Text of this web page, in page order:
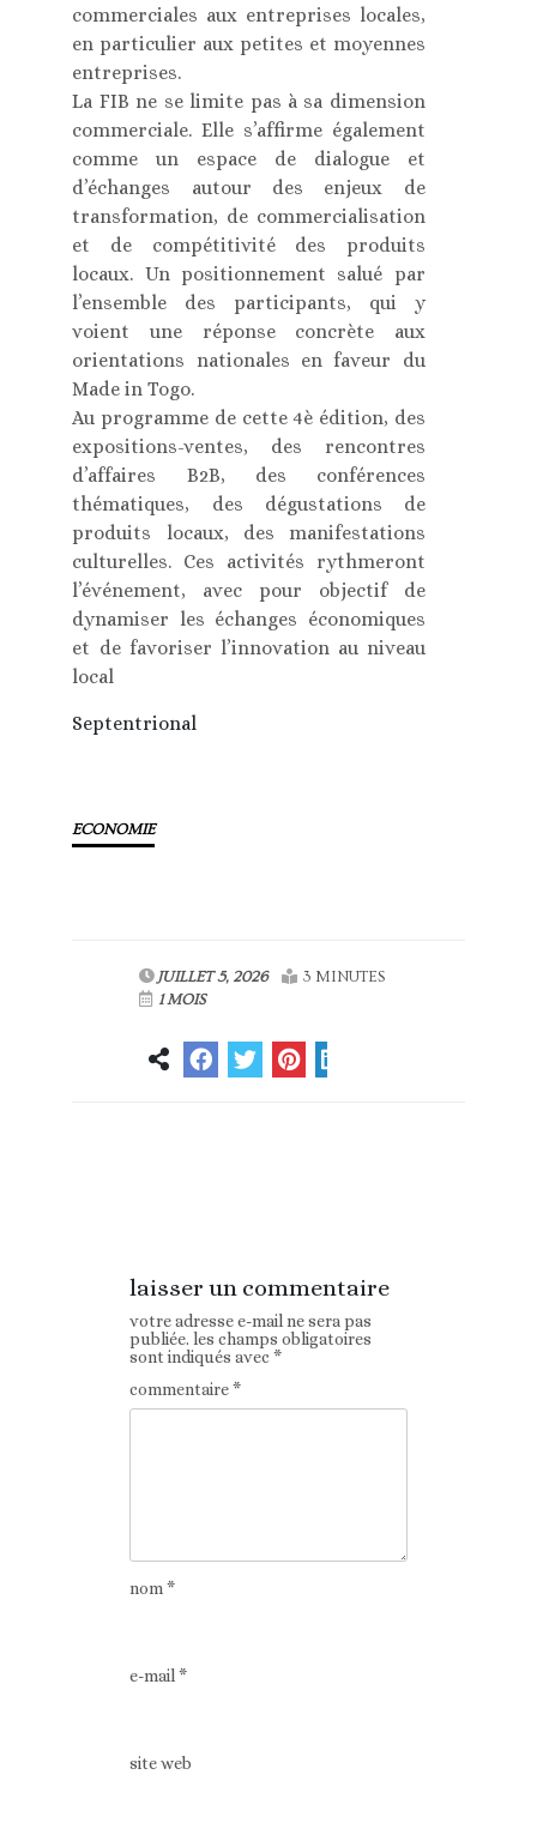
commerciales aux entreprises locales,
en particulier aux petites et moyennes
entreprises.
La FIB ne se limite pas à sa dimension
commerciale. Elle s’affirme également
comme un espace de dialogue et
d’échanges autour des enjeux de
transformation, de commercialisation
et de compétitivité des produits
locaux. Un positionnement salué par
l’ensemble des participants, qui y
voient une réponse concrète aux
orientations nationales en faveur du
Made in Togo.
Au programme de cette 4è édition, des
expositions-ventes, des rencontres
d’affaires B2B, des conférences
thématiques, des dégustations de
produits locaux, des manifestations
culturelles. Ces activités rythmeront
l’événement, avec pour objectif de
dynamiser les échanges économiques
et de favoriser l’innovation au niveau
local
Septentrional
ECONOMIE
JUILLET 5, 2026
3 MINUTES
1 MOIS
laisser un commentaire
votre adresse e-mail ne sera pas
publiée. les champs obligatoires
sont indiqués avec*
commentaire*
nom*
e-mail*
site web